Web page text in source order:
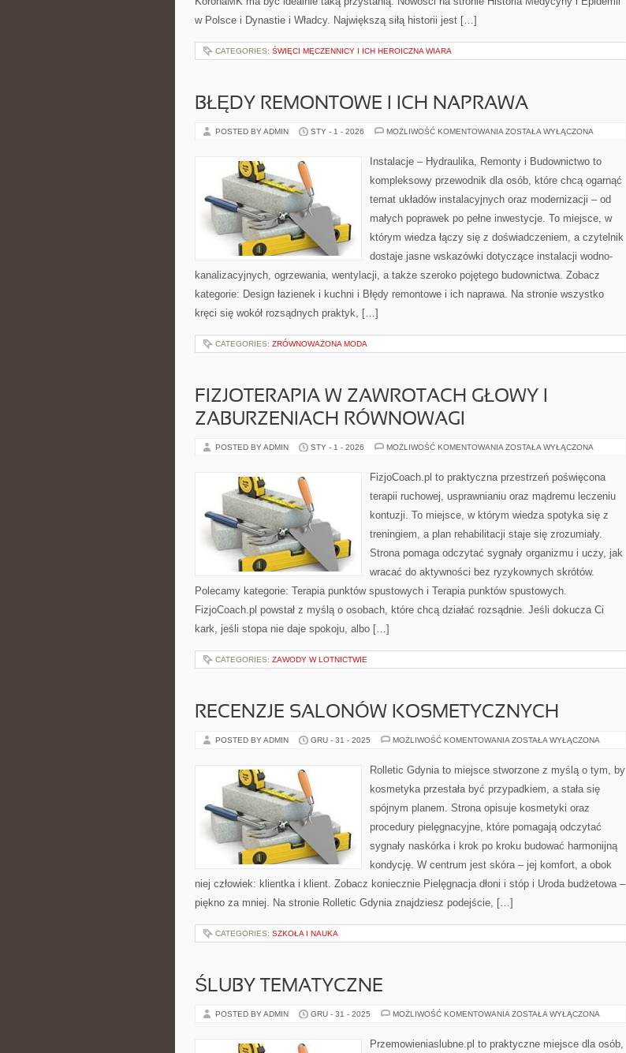
w Polsce i Dynastie i Władcy. Największą siłą historii jest […]
CATEGORIES: ŚWIĘCI MĘCZENNICY I ICH HEROICZNA WIARA
BŁĘDY REMONTOWE I ICH NAPRAWA
POSTED BY ADMIN STY - 1 - 2026 MOŻLIWOŚĆ KOMENTOWANIA BŁĘDY
ICH
NAPRAWA
ZOSTAŁA WYŁĄCZONA
Instalacje – Hydraulika, Remonty i Budownictwo to
kompleksowy przewodnik dla osób, które chcą ogarnąć
temat układów instalacyjnych oraz modernizacji – od
małych poprawek po pełne inwestycje. To miejsce, w
którym wiedza łączy się z doświadczeniem, a czytelnik
dostaje jasne wskazówki dotyczące instalacji wodno-
kanalizacyjnych, ogrzewania, wentylacji, a także szeroko pojętego budownictwa. Zobacz
kategorie: Design łazienek i kuchni i Błędy remontowe i ich naprawa. Na stronie wszystko
kręci się wokół rozsądnych praktyk, […]
CATEGORIES: ZRÓWNOWAŻONA MODA
FIZJOTERAPIA W ZAWROTACH GŁOWY I
ZABURZENIACH RÓWNOWAGI
POSTED BY ADMIN STY - 1 - 2026 MOŻLIWOŚĆ KOMENTOWANIA FIZJOTERAPIA
GŁOWY
I
RÓWNOWAGI
ZOSTAŁA WYŁĄCZONA
FizjoCoach.pl to praktyczna przestrzeń poświęcona
terapii ruchowej, usprawnianiu oraz mądremu leczeniu
kontuzji. To miejsce, w którym wiedza spotyka się z
treningiem, a plan rehabilitacji staje się zrozumiały.
Strona pomaga odczytać sygnały organizmu i uczy, jak
wracać do aktywności bez ryzykownych skrótów.
Polecamy kategorie: Terapia punktów spustowych i Terapia punktów spustowych.
FizjoCoach.pl powstał z myślą o osobach, które chcą działać rozsądnie. Jeśli dokucza Ci
kark, jeśli stopa nie daje spokoju, albo […]
CATEGORIES: ZAWODY W LOTNICTWIE
RECENZJE SALONÓW KOSMETYCZNYCH
POSTED BY ADMIN GRU - 31 - 2025 MOŻLIWOŚĆ KOMENTOWANIA RECENZJE
ZOSTAŁA WYŁĄCZONA
Rolletic Gdynia to miejsce stworzone z myślą o tym, by
kosmetyka przestała być przypadkiem, a stała się
spójnym planem. Strona opisuje kosmetyki oraz
procedury pielęgnacyjne, które pomagają odczytać
sygnały naskórka i krok po kroku budować harmonijną
kondycję. W centrum jest skóra – jej komfort, a obok
niej człowiek: klientka i klient. Zobacz koniecznie Pielęgnacja dłoni i stóp i Uroda budżetowa –
piękno za mniej. Na stronie Rolletic Gdynia znajdziesz podejście, […]
CATEGORIES: SZKOŁA I NAUKA
ŚLUBY TEMATYCZNE
POSTED BY ADMIN GRU - 31 - 2025 MOŻLIWOŚĆ KOMENTOWANIA ŚLUBY
ZOSTAŁA WYŁĄCZONA
Przemowieniaslubne.pl to praktyczne miejsce dla osób,